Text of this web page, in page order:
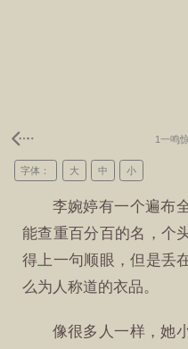
1一鸣
字体： 大 中 小
李婉婷有一个遍布
能查重百分百的名，个
得上一句顺眼，但是丢
么为人称道的衣品。
像很多人一样，她